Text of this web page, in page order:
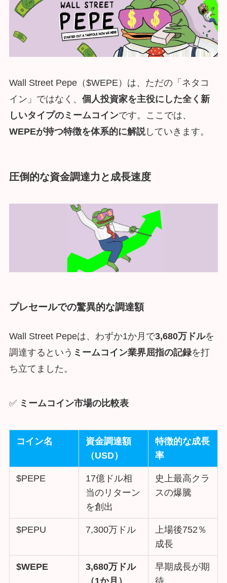
Wall Street Pepe（$WEPE）は、ただの「ネタコ
イン」ではなく、 個人投資家を主役にした全く新
しいタイプのミームコインです。ここでは、
WEPEが持つ特徴を体系的に解説していきます。
圧倒的な資金調達力と成長速度
プレセールでの驚異的な調達額
Wall Street Pepeは、わずか1か月で3,680万ドルを
調達するという ミームコイン業界屈指の記録を打
ち立てました。
✅ ミームコイン市場の比較表
コイン名
資金調達額
（USD）
特徴的な成長
率
$PEPE
17億ドル相
当のリターン
を創出
史上最高クラ
スの爆騰
$PEPU 7,300万ドル
上場後752％
成長
$WEPE
3,680万ドル
（1か月）
早期成長が期
待